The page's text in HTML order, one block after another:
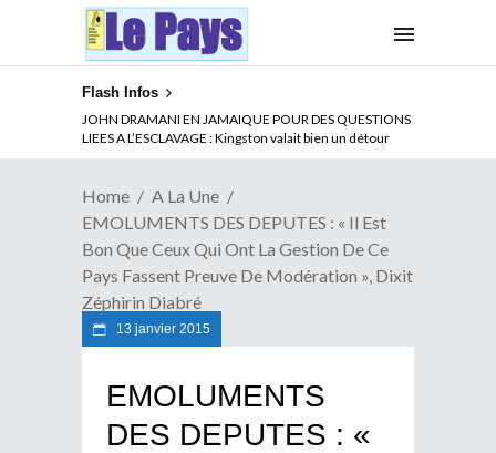
Flash Infos
ABSENCE PROLONGEE DE PAUL BIYA DU CAMEROUN :
Qui pilote le Cameroun ?
Home
A La Une
EMOLUMENTS DES DEPUTES : « Il Est
Bon Que Ceux Qui Ont La Gestion De Ce
Pays Fassent Preuve De Modération », Dixit
Zéphirin Diabré
13 janvier 2015
EMOLUMENTS
DES DEPUTES : «